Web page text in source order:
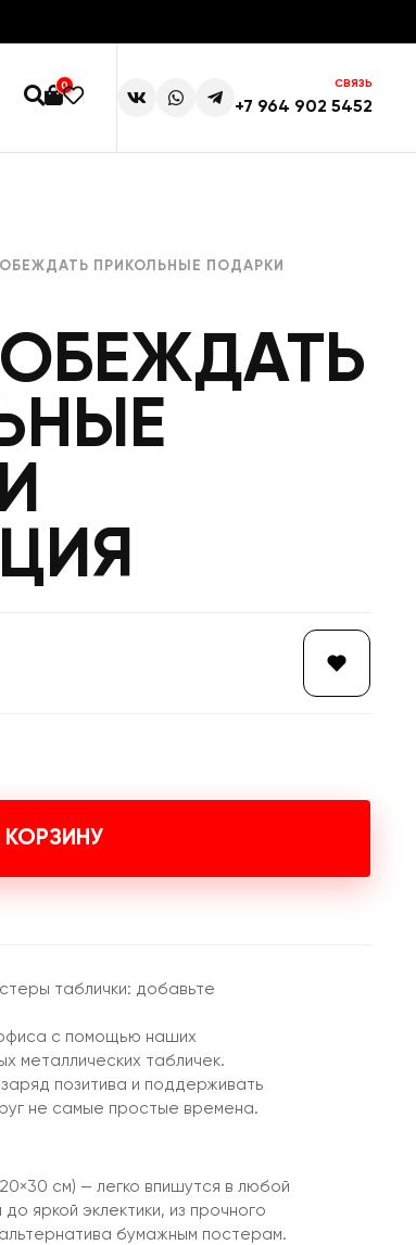
0 СВЯЗЬ
+7 964 902 5452
ПРИКОЛЬНЫЕ ПОДАРКИ
КОРЗИНУ
таблички: добавьте
с помощью наших
металлических табличек.
позитива и поддерживать
не самые простые времена.
см) — легко впишутся в любой
яркой эклектики, из прочного
бумажным постерам.